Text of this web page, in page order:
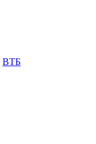
ВТБ